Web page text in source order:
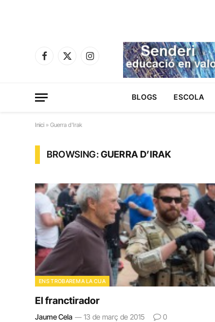
Facebook
X
Instagram
BLOGS ESCOLA
Inici » Guerra d'Irak
BROWSING:GUERRA D’IRAK
ENS TROBAREM A LA CUA
El franctirador
Jaume Cela 13 de març de 2015 0